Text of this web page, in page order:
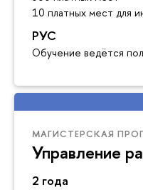
10 платных мест для
РУС
Обучение ведётся
МАГИСТЕРСКАЯ
Управление
2 года